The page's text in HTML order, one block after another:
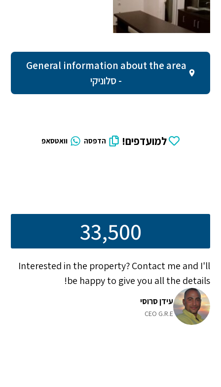
General information about the area
- סלוניקי
למועדפים! הדפסה וואטסאפ
33,500
Interested in the property? Contact me and I'll
be happy to give you all the details!
עידן סרוסי
CEO G.R.E